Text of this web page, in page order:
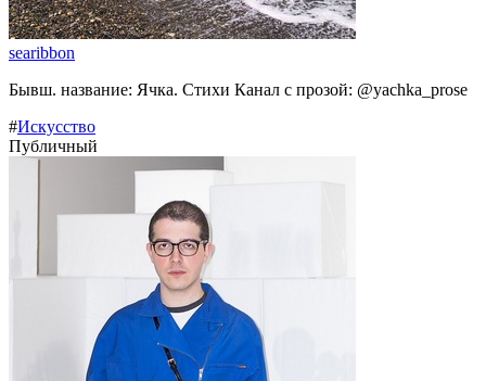
searibbon
Бывш. название: Ячка. Стихи Канал с прозой: @yachka_prose
#Искусство
Публичный